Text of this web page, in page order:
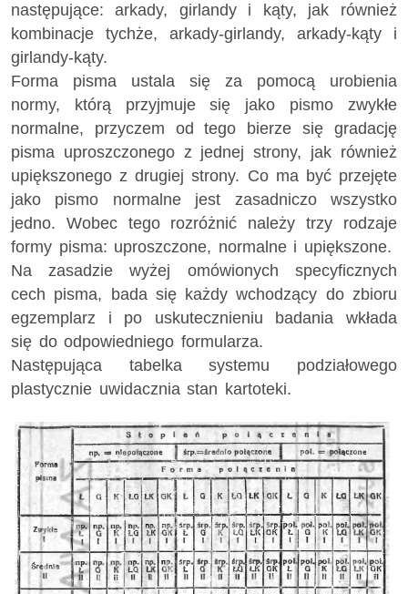
następujące: arkady, girlandy i kąty, jak również
kombinacje tychże, arkady-girlandy, arkady-kąty i
girlandy-kąty.
Forma pisma ustala się za pomocą urobienia
normy, którą przyjmuje się jako pismo zwykłe
normalne, przyczem od tego bierze się gradację
pisma uproszczonego z jednej strony, jak również
upiększonego z drugiej strony. Co ma być przejęte
jako pismo normalne jest zasadniczo wszystko
jedno. Wobec tego rozróżnić należy trzy rodzaje
formy pisma: uproszczone, normalne i upiększone.
Na zasadzie wyżej omówionych specyficznych
cech pisma, bada się każdy wchodzący do zbioru
egzemplarz i po uskutecznieniu badania wkłada
się do odpowiedniego formularza.
Następująca tabelka systemu podziałowego
plastycznie uwidacznia stan kartoteki.